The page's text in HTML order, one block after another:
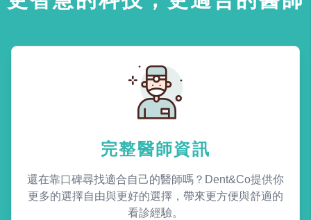
完整醫師資訊
還在靠口碑尋找適合自己的醫師嗎？Dent&Co提供你
更多的選擇自由與更好的選擇，帶來更方便與舒適的
看診經驗。